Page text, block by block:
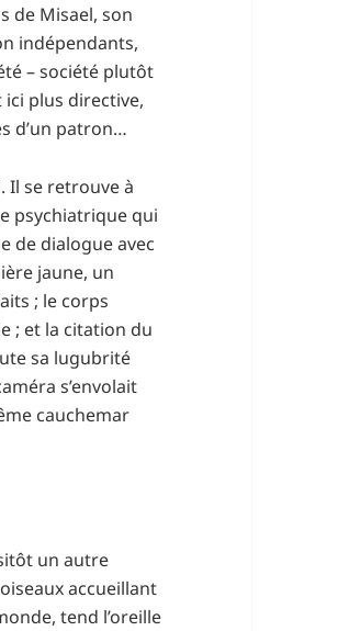
de Misael, son
indépendants,
– société plutôt
ici plus directive,
d’un patron…
Il se retrouve à
psychiatrique qui
de dialogue avec
jaune, un
; le corps
; et la citation du
sa lugubrité
s’envolait
cauchemar
un autre
accueillant
tend l’oreille